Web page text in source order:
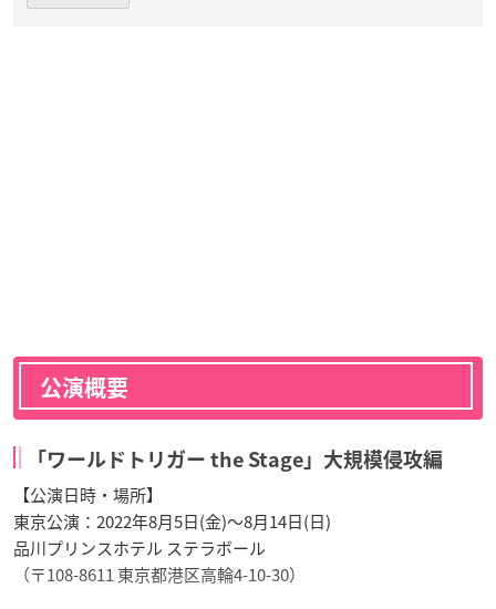
公演概要
「ワールドトリガー the Stage」大規模侵攻編
【公演日時・場所】
東京公演：2022年8月5日(金)～8月14日(日)
品川プリンスホテル ステラボール
（〒108-8611 東京都港区高輪4-10-30）